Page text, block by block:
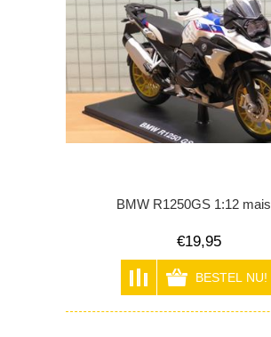
BMW R1250GS 1:12
€19,95